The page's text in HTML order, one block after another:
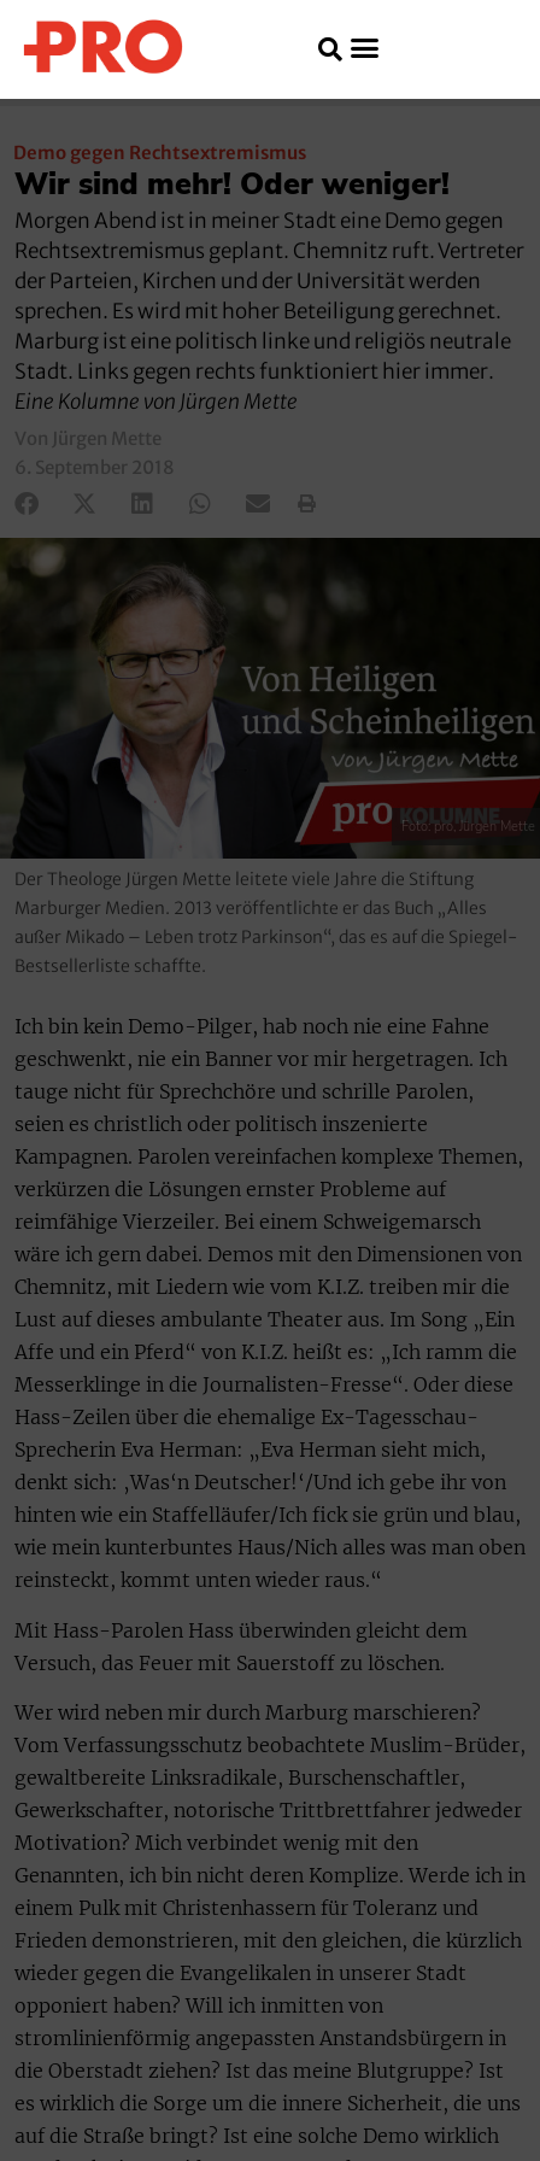
Demo gegen Rechtsextremismus
Wir sind mehr! Oder weniger!
Morgen Abend ist in meiner Stadt eine Demo gegen
Rechtsextremismus geplant. Chemnitz ruft. Vertreter
der Parteien, Kirchen und der Universität werden
sprechen. Es wird mit hoher Beteiligung gerechnet.
Marburg ist eine politisch linke und religiös neutrale
Stadt. Links gegen rechts funktioniert hier immer.
Eine Kolumne von Jürgen Mette
Von Jürgen Mette
6. September 2018
Foto: pro, Jürgen Mette
Der Theologe Jürgen Mette leitete viele Jahre die Stiftung
Marburger Medien. 2013 veröffentlichte er das Buch „Alles
außer Mikado – Leben trotz Parkinson“, das es auf die Spiegel-
Bestsellerliste schaffte.
Ich bin kein Demo-Pilger, hab noch nie eine Fahne
geschwenkt, nie ein Banner vor mir hergetragen. Ich
tauge nicht für Sprechchöre und schrille Parolen,
seien es christlich oder politisch inszenierte
Kampagnen. Parolen vereinfachen komplexe Themen,
verkürzen die Lösungen ernster Probleme auf
reimfähige Vierzeiler. Bei einem Schweigemarsch
wäre ich gern dabei. Demos mit den Dimensionen von
Chemnitz, mit Liedern wie vom K.I.Z. treiben mir die
Lust auf dieses ambulante Theater aus. Im Song „Ein
Affe und ein Pferd“ von K.I.Z. heißt es: „Ich ramm die
Messerklinge in die Journalisten-Fresse“. Oder diese
Hass-Zeilen über die ehemalige Ex-Tagesschau-
Sprecherin Eva Herman: „Eva Herman sieht mich,
denkt sich: ‚Was‘n Deutscher!‘/Und ich gebe ihr von
hinten wie ein Staffelläufer/Ich fick sie grün und blau,
wie mein kunterbuntes Haus/Nich alles was man oben
reinsteckt, kommt unten wieder raus.“
Mit Hass-Parolen Hass überwinden gleicht dem
Versuch, das Feuer mit Sauerstoff zu löschen.
Wer wird neben mir durch Marburg marschieren?
Vom Verfassungsschutz beobachtete Muslim-Brüder,
gewaltbereite Linksradikale, Burschenschaftler,
Gewerkschafter, notorische Trittbrettfahrer jedweder
Motivation? Mich verbindet wenig mit den
Genannten, ich bin nicht deren Komplize. Werde ich in
einem Pulk mit Christenhassern für Toleranz und
Frieden demonstrieren, mit den gleichen, die kürzlich
wieder gegen die Evangelikalen in unserer Stadt
opponiert haben? Will ich inmitten von
stromlinienförmig angepassten Anstandsbürgern in
die Oberstadt ziehen? Ist das meine Blutgruppe? Ist
es wirklich die Sorge um die innere Sicherheit, die uns
auf die Straße bringt? Ist eine solche Demo wirklich